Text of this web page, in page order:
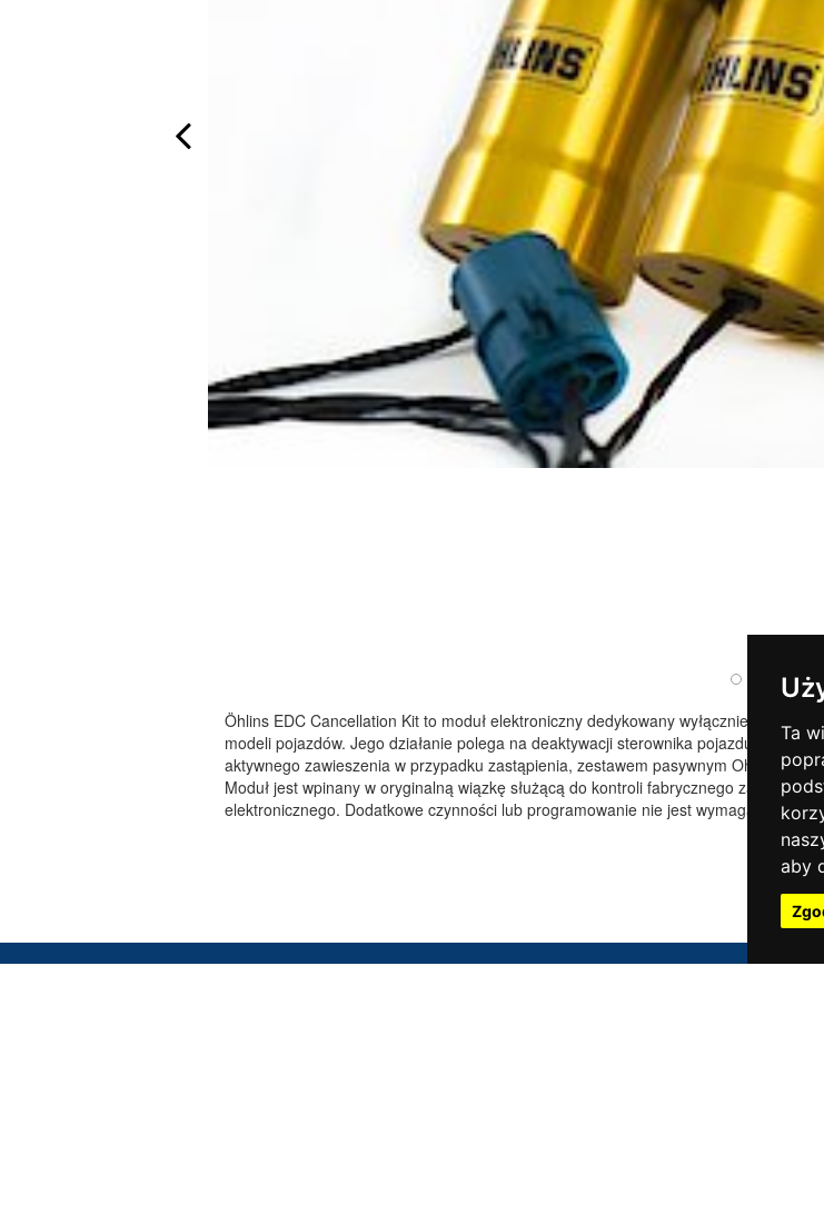
Ta
aby
Öhlins EDC Cancellation Kit to moduł elektroniczny dedykowany wyłącznie do
modeli pojazdów. Jego działanie polega na deaktywacji sterownika pojazdu w
aktywnego zawieszenia w przypadku zastąpienia, zestawem pasywnym Ohlins Road
Moduł jest wpinany w oryginalną wiązkę służącą do kontroli fabrycznego zawieszenia
elektronicznego. Dodatkowe czynności lub programowanie nie jest wymagane.